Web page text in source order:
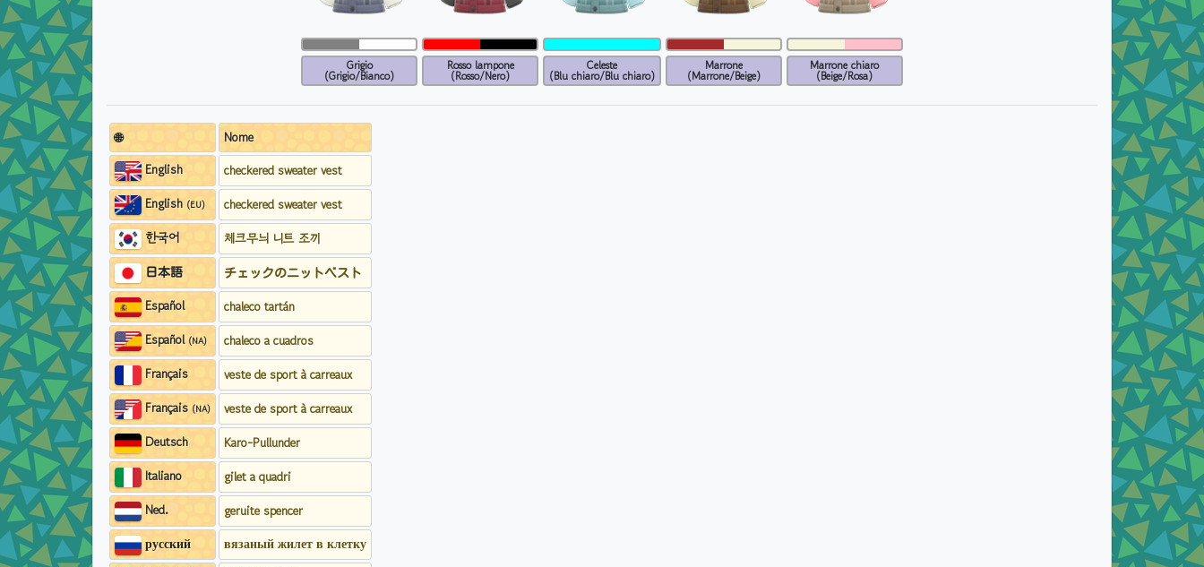
Grigio
(Grigio/Bianco)
Rosso lampone
(Rosso/Nero)
Celeste
(Blu chiaro/Blu chiaro)
Marrone
(Marrone/Beige)
Marrone chiaro
(Beige/Rosa)
🌐
Nome
English
checkered sweater vest
English (EU)
checkered sweater vest
한국어
체크무늬 니트 조끼
日本語
チェックのニットベスト
Español
chaleco tartán
Español (NA)
chaleco a cuadros
Français
veste de sport à carreaux
Français (NA)
veste de sport à carreaux
Deutsch
Karo-Pullunder
Italiano
gilet a quadri
Ned.
geruite spencer
русский вязаный жилет в клетку